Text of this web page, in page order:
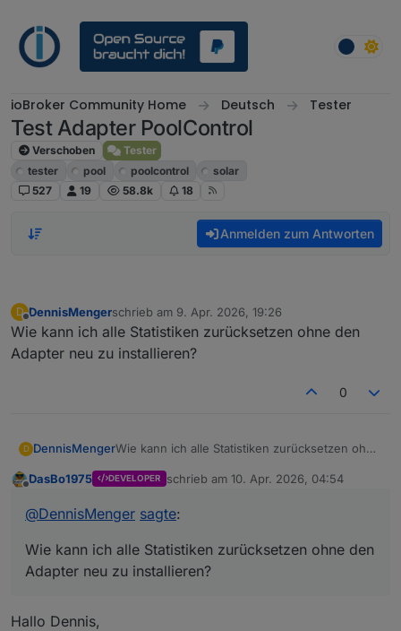
ioBroker Community Home Deutsch Tester
Test Adapter PoolControl
Verschoben
Tester
tester
pool poolcontrol
solar
527
19 58.8k 18
Anmelden zum Antworten
D
Offline
DennisMengerschrieb am 9. Apr. 2026, 19:26
zuletzt editiert von
Wie kann ich alle Statistiken zurücksetzen ohne den
Adapter neu zu installieren?
0
D DennisMengerWie kann ich alle Statistiken zurücksetzen ohne
Offline
DasBo1975 DEVELOPER schrieb am 10. Apr. 2026, 04:54
zuletzt editiert von
@DennisMenger sagte:
Wie kann ich alle Statistiken zurücksetzen ohne den
Adapter neu zu installieren?
Hallo Dennis,